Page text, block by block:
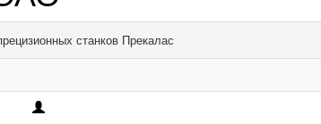
станков Прекалас